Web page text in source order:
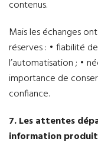
contenus.
Mais les échanges
réserves : • fiabilité
l’automatisation ; •
importance de
confiance.
7. Les attentes
information produit